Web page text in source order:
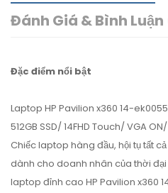
Đánh Giá & Bình
Đặc điểm nổi bật
Laptop HP Pavilion x360 14-
512GB SSD/ 14FHD Touch/ VGA
Chiếc laptop hàng đầu, hội tụ tất
dành cho doanh nhân của thời
laptop đỉnh cao HP Pavilion x360